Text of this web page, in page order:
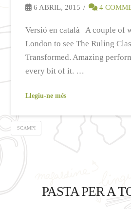
6 ABRIL, 2015 4
Versió en català A couple of
London to see The Ruling
Transformed. Amazing
every bit of it. …
Llegiu-ne més
SCAMPI
PASTA PER A